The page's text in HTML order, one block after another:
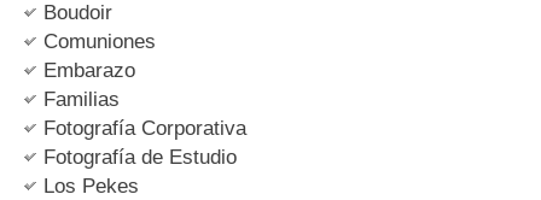
Boudoir
Comuniones
Embarazo
Familias
Fotografía Corporativa
Fotografía de Estudio
Los Pekes